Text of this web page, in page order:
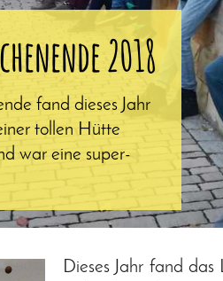
2018
fand dieses Jahr
tollen Hütte
war eine super-
Dieses Jahr fand